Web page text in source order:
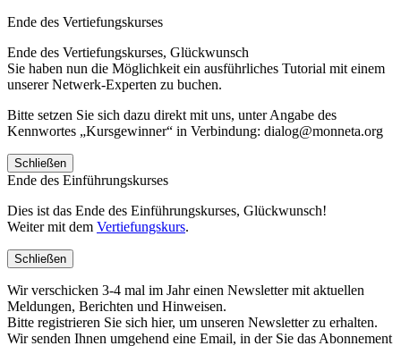
Ende des Vertiefungskurses
Ende des Vertiefungskurses, Glückwunsch
Sie haben nun die Möglichkeit ein ausführliches Tutorial mit einem
unserer Netwerk-Experten zu buchen.
Bitte setzen Sie sich dazu direkt mit uns, unter Angabe des
Kennwortes „Kursgewinner“ in Verbindung: dialog@monneta.org
Schließen
Ende des Einführungskurses
Dies ist das Ende des Einführungskurses, Glückwunsch!
Weiter mit dem Vertiefungskurs.
Schließen
Wir verschicken 3-4 mal im Jahr einen Newsletter mit aktuellen
Meldungen, Berichten und Hinweisen.
Bitte registrieren Sie sich hier, um unseren Newsletter zu erhalten.
Wir senden Ihnen umgehend eine Email, in der Sie das Abonnement